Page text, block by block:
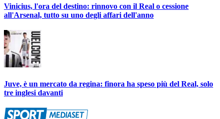
Vinicius, l'ora del destino: rinnovo con il Real o cessione
all'Arsenal, tutto su uno degli affari dell'anno
Juve, è un mercato da regina: finora ha speso più del Real, solo
tre inglesi davanti